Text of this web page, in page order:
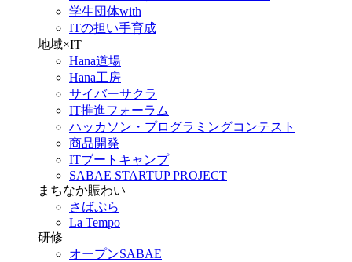
学生団体with
ITの担い手育成
地域×IT
Hana道場
Hana工房
サイバーサクラ
IT推進フォーラム
ハッカソン・プログラミングコンテスト
商品開発
ITブートキャンプ
SABAE STARTUP PROJECT
まちなか賑わい
さばぷら
La Tempo
研修
オープンSABAE